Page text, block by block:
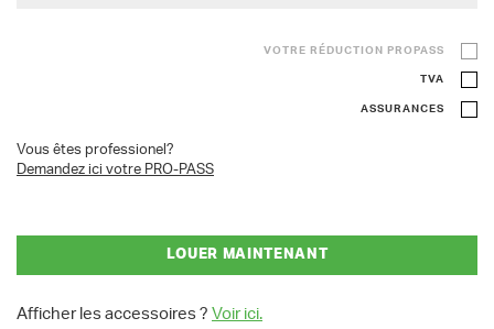
VOTRE RÉDUCTION PROPASS
TVA
ASSURANCES
Vous êtes professionel?
Demandez ici votre PRO-PASS
LOUER MAINTENANT
Afficher les accessoires ? Voir ici.